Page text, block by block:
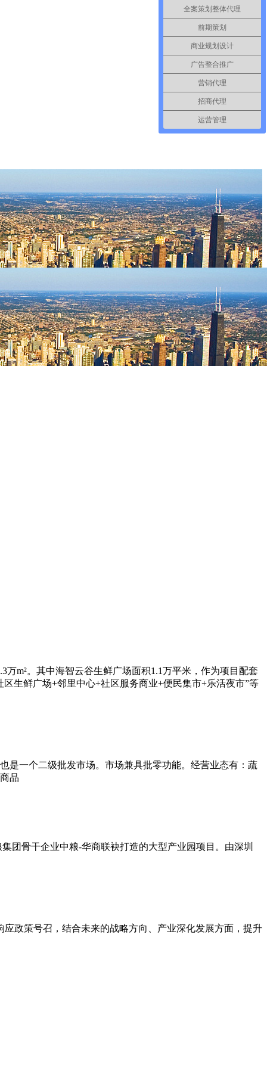
m²。其中海智云谷生鲜广场面积1.1万平米，作为项目配套
生鲜广场+邻里中心+社区服务商业+便民集市+乐活夜市”等
是一个二级批发市场。市场兼具批零功能。经营业态有：蔬
品
团骨干企业中粮-华商联袂打造的大型产业园项目。由深圳
政策号召，结合未来的战略方向、产业深化发展方面，提升
全案策划整体代理
前期策划
商业规划设计
广告整合推广
营销代理
招商代理
运营管理